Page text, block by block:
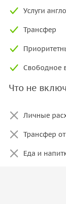
Услуги
Трансфер
Свободное
Что не
Личные
Трансфер
Еда и